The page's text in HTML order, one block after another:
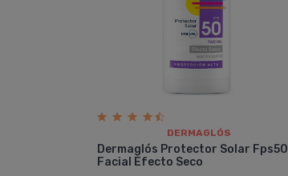
DERMAGLÓS
Dermaglós Protector Solar Fps50
Facial Efecto Seco